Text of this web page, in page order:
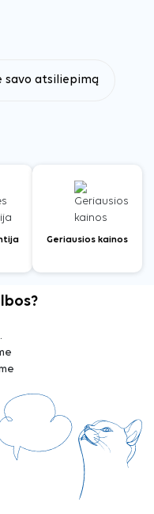
savo atsiliepimą
Geriausios kainos